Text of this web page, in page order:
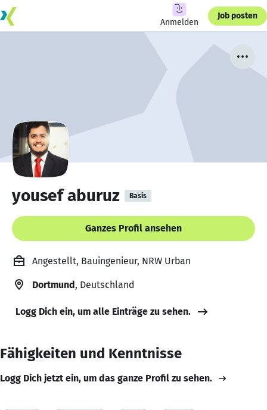
Anmelden
Job posten
yousef aburuz Basis
Ganzes Profil ansehen
Angestellt, Bauingenieur, NRW Urban
Dortmund, Deutschland
Logg Dich ein, um alle Einträge zu sehen.
Fähigkeiten und Kenntnisse
Logg Dich jetzt ein, um das ganze Profil zu sehen.